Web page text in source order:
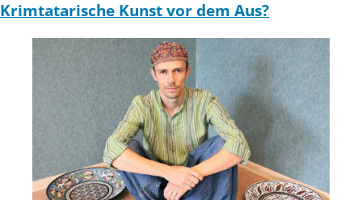
Krimtatarische Kunst vor dem Aus?